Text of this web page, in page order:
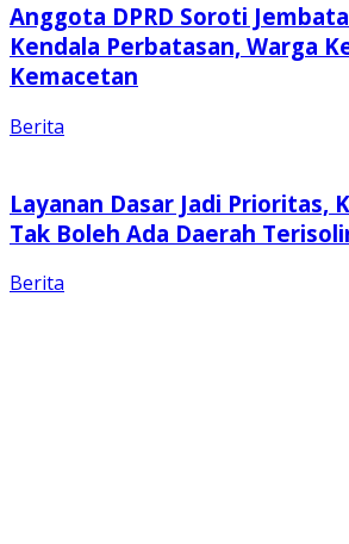
Anggota DPRD Soroti
Kendala Perbatasan, Warga
Kemacetan
Berita
Layanan Dasar Jadi Prioritas,
Tak Boleh Ada Daerah
Berita